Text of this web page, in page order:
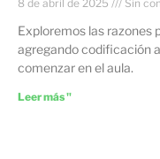
8 de abril de 2025 Sin
Exploremos las razones
agregando codificación
comenzar en el aula.
Leer más "